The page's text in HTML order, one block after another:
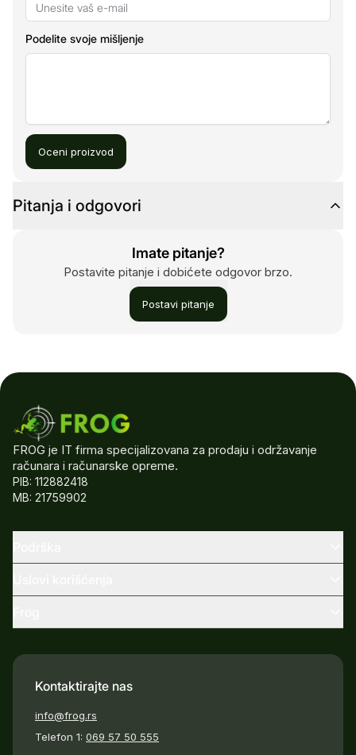
Podelite svoje mišljenje
Oceni proizvod
Pitanja i odgovori
Imate pitanje?
Postavite pitanje i dobićete odgovor brzo.
Postavi pitanje
FROG je IT firma specijalizovana za prodaju i održavanje
računara i računarske opreme.
PIB: 112882418
MB: 21759902
Kontaktirajte nas
info@frog.rs
Telefon 1: 069 57 50 555